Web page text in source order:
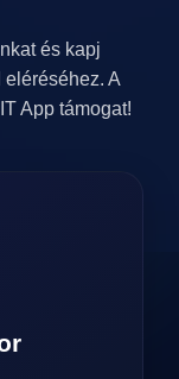
és kapj
A
App támogat!